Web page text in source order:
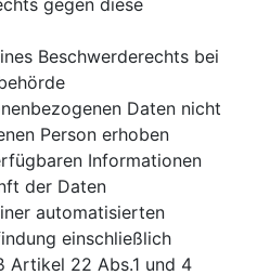
gegen diese
Beschwerderechts bei
Daten nicht
Person erhoben
Informationen
der Daten
automatisierten
einschließlich
Artikel 22 Abs.1 und 4